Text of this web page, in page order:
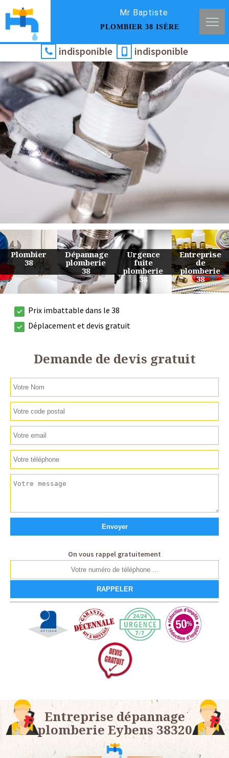
Mr Baptiste
PLOMBIER 38 ISÈRE
indisponible indisponible
Urgence
fuite
plomberie
38
Entreprise
de
plomberie
38
Travaux
de
plomberie
38
Devis
plomberie
38
Prix imbattable dans le 38
Déplacement et devis gratuit
Demande de devis gratuit
On vous rappel gratuitement
Entreprise dépannage
plomberie Eybens 38320